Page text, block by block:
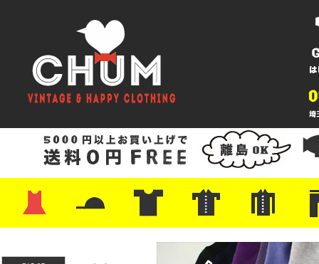
・レザーシューズ/スニーカー
・プリントTシャツ
・バンド/ツアー
・キャラクター
・Nike/adidas/スポーツ
・チャンピオン
・サーフ/スケート
・ボーダー/総柄/無地
・フットボール/リンガー
・タンクトップ/NBA・ポロシャツ
・半袖シャツ
・アロハ/サーフ/ボーリング
・ラルフ/ブランド
・無地/チェック/ストラ
・ワーク/ミリタリー/ウ
・ネル/ウール ・ショ
・アウ
・ジー
・
・ミリ
・コー
・コッ
・オー
・ジャ
ン